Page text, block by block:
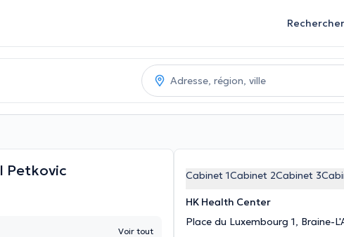
Rechercher
Petkovic
Voir tout
Cabinet 1Cabinet 2Cabinet 3
HK Health Center
Place du Luxembourg 1, Braine-